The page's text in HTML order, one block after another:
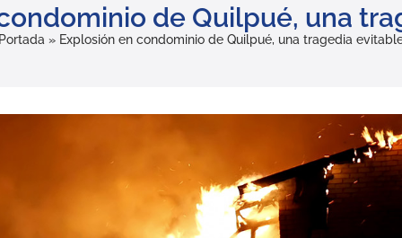
de Quilpué, una
Portada » Explosión en condominio de Quilpué, una tragedia